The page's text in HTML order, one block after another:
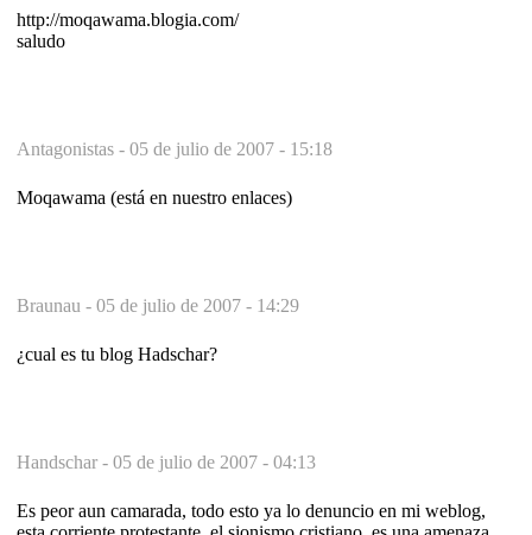
http://moqawama.blogia.com/
saludo
Antagonistas - 05 de julio de 2007 - 15:18
Moqawama (está en nuestro enlaces)
Braunau - 05 de julio de 2007 - 14:29
¿cual es tu blog Hadschar?
Handschar - 05 de julio de 2007 - 04:13
Es peor aun camarada, todo esto ya lo denuncio en mi weblog,